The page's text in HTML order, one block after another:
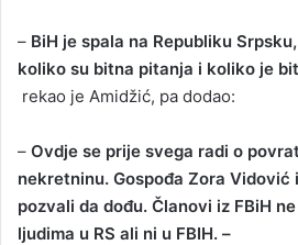
– BiH je spala na Republiku
koliko su bitna pitanja i koliko je
rekao je Amidžić, pa dodao:
– Ovdje se prije svega radi o
nekretninu. Gospođa Zora Vidović
pozvali da dođu. Članovi iz FBiH
ljudima u RS ali ni u FBIH. –